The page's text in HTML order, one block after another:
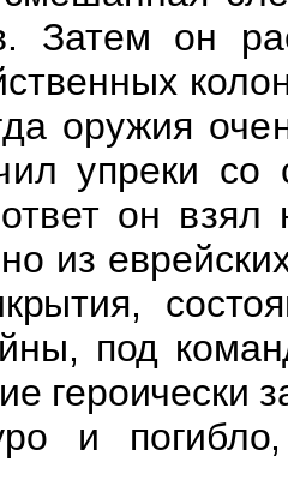
Затем он
оружия
упреки со
он взял
из
под
и